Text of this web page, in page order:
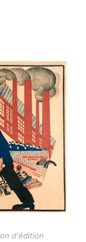
d'édition